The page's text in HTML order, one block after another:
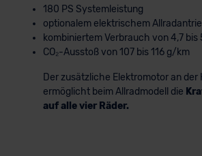
180 PS Systemleistung
optionalem elektrischem
kombiniertem Verbrauch von 4,7 bis
CO₂-Ausstoß von 107 bis 116 g/km
Der zusätzliche Elektromotor an der
ermöglicht beim Allradmodell die
auf alle vier Räder.